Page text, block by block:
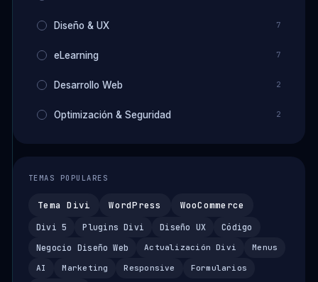
Diseño & UX 7
eLearning 7
Desarrollo Web 2
Optimización & Seguridad 2
TEMAS POPULARES
Tema Divi WordPress WooCommerce
Divi 5 Plugins Divi Diseño UX
Código
Negocio Diseño Web
Actualización Divi Menus
AI Marketing Responsive Formularios